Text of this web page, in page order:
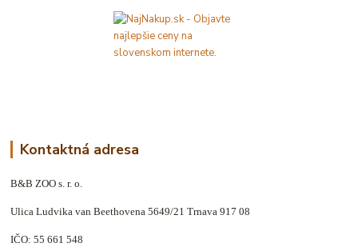
Kontaktná adresa
B&B ZOO s. r. o.
Ulica Ludvika van Beethovena 5649/21 Trnava 917 08
IČO: 55 661 548